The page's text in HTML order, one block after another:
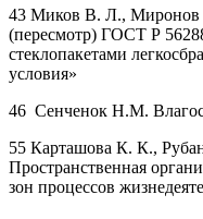
43 Миков В. Л., Миронов
(пересмотр) ГОСТ Р
стеклопакетами
условия»
46 Сенченок Н.М.
55 Карташова К. К.,
Пространственная
зон процессов